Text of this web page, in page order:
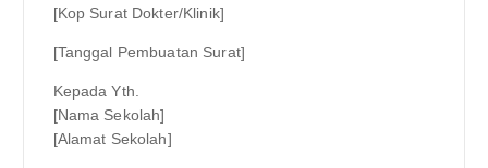
[Kop Surat Dokter/Klinik]
[Tanggal Pembuatan Surat]
Kepada Yth.
[Nama Sekolah]
[Alamat Sekolah]